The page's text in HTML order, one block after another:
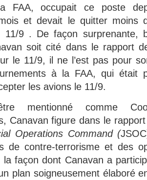
FAA, occupait ce poste
et devait le quitter moins
11/9 . De façon surprenante,
soit cité dans le rapport
le 11/9, il ne l’est pas pour
à la FAA, qui était
les avions le 11/9.
mentionné comme
Canavan figure dans le
Operations Command (
de contre-terrorisme et des
la façon dont Canavan a
plan soigneusement élaboré